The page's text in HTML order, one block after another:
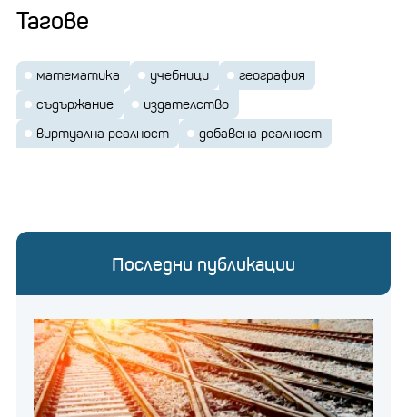
Тагове
математика учебници
география
съдържание
издателство
виртуална реалност
добавена реалност
Последни публикации